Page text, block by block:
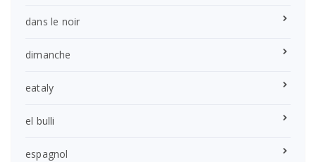
dans le noir
dimanche
eataly
el bulli
espagnol